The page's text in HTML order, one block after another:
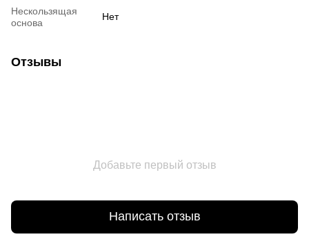
Нескользящая
основа
Нет
Отзывы
Добавьте первый отзыв
Написать отзыв